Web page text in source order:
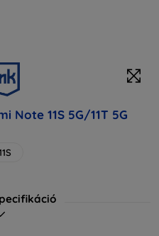
Note 11S 5G/11T 5G